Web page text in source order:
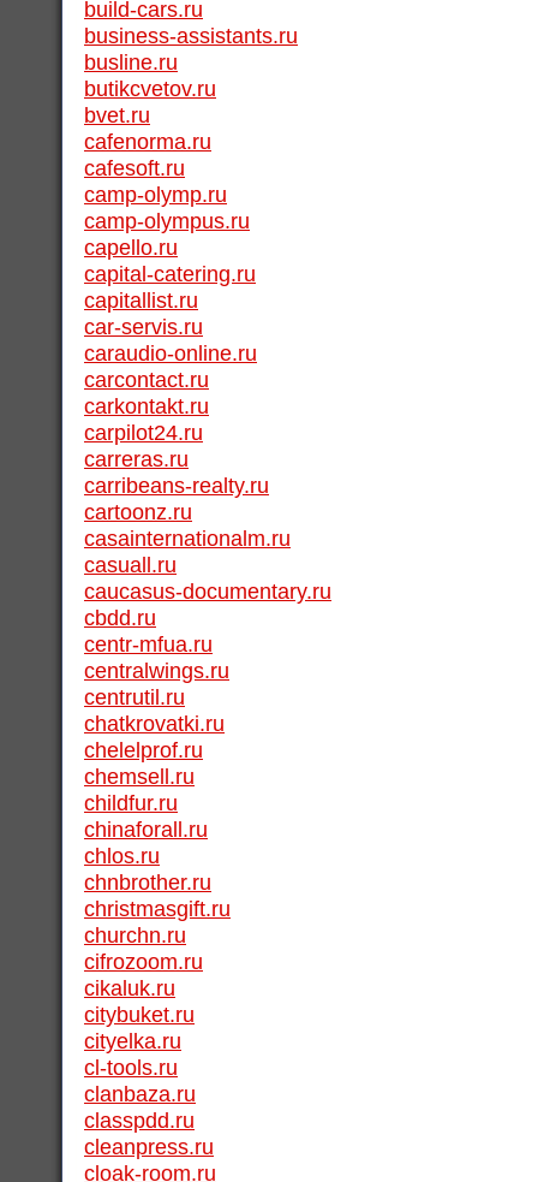
build-cars.ru
business-assistants.ru
busline.ru
butikcvetov.ru
bvet.ru
cafenorma.ru
cafesoft.ru
camp-olymp.ru
camp-olympus.ru
capello.ru
capital-catering.ru
capitallist.ru
car-servis.ru
caraudio-online.ru
carcontact.ru
carkontakt.ru
carpilot24.ru
carreras.ru
carribeans-realty.ru
cartoonz.ru
casainternationalm.ru
casuall.ru
caucasus-documentary.ru
cbdd.ru
centr-mfua.ru
centralwings.ru
centrutil.ru
chatkrovatki.ru
chelelprof.ru
chemsell.ru
childfur.ru
chinaforall.ru
chlos.ru
chnbrother.ru
christmasgift.ru
churchn.ru
cifrozoom.ru
cikaluk.ru
citybuket.ru
cityelka.ru
cl-tools.ru
clanbaza.ru
classpdd.ru
cleanpress.ru
cloak-room.ru